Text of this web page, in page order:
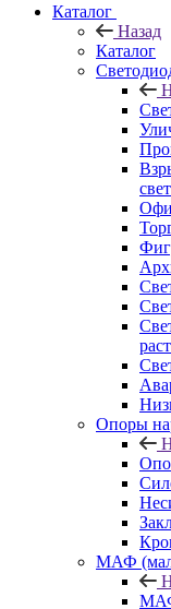
Каталог
Назад
Каталог
Опоры
МАФ